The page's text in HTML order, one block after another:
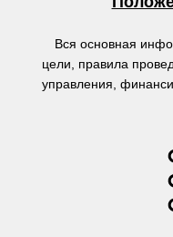
Вся основная
цели, правила
управления,